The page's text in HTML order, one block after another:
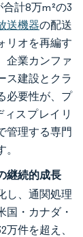
計8万m²の3
送機器の配送
リオを再編す
企業カンファ
ス建設とクラ
必要性が、プ
スプレイリ
管理する専門
継続的成長
し、通関処理
国・カナダ・
件を超え、